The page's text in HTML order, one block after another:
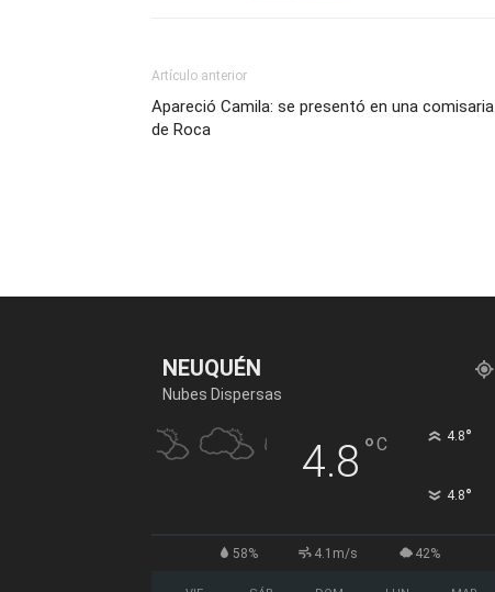
Artículo anterior
Apareció Camila: se presentó en una comisaria
de Roca
NEUQUÉN
Nubes Dispersas
4.8 °C 4.8°
4.8°
58% 4.1m/s 42%